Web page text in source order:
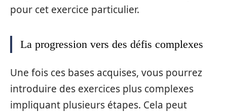
pour cet exercice particulier.
La progression vers des défis complexes
Une fois ces bases acquises, vous pourrez
introduire des exercices plus complexes
impliquant plusieurs étapes. Cela peut